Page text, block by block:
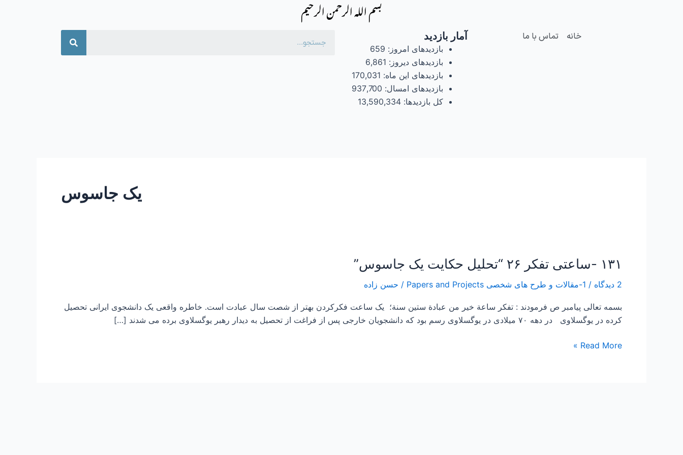
بسم الله الرحمن الرحیم
خانه تماس با ما آمار بازدید
بازدیدهای امروز: 659
بازدیدهای دیروز: 6,861
بازدیدهای این ماه: 170,031
بازدیدهای امسال: 937,700
کل بازدیدها:13,590,334
جستجو
یک جاسوس
۱۳۱ -ساعتی تفکر ۲۶ “تحلیل حکایت یک جاسوس”
2 دیدگاه / 1-مقالات و طرح های شخصی Papers and Projects / حسن زاده
بسمه تعالی پیامبر ص فرمودند : تفكر ساعة خير من عبادة ستين سنة؛ یک ساعت فکرکردن بهتر از شصت سال عبادت است. خاطره واقعی یک دانشجوی ایرانی تحصیل
کرده در یوگسلاوی در دهه ۷۰ میلادی در یوگسلاوی رسم بود که دانشجویان خارجی پس از فراغت از تحصیل به دیدار رهبر یوگسلاوی برده می شدند […]
۱۳۱
تفکر
“تحلیل
حکایت
Read More »